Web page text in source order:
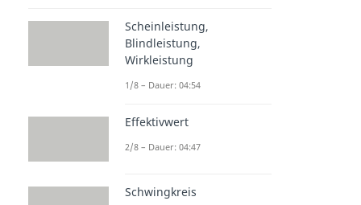
Scheinleistung,
Blindleistung,
Wirkleistung
1/8 – Dauer: 04:54
Effektivwert
2/8 – Dauer: 04:47
Schwingkreis